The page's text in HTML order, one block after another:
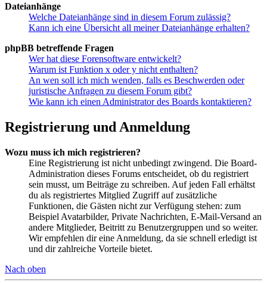
Dateianhänge
Welche Dateianhänge sind in diesem Forum zulässig?
Kann ich eine Übersicht all meiner Dateianhänge erhalten?
phpBB betreffende Fragen
Wer hat diese Forensoftware entwickelt?
Warum ist Funktion x oder y nicht enthalten?
An wen soll ich mich wenden, falls es Beschwerden oder
juristische Anfragen zu diesem Forum gibt?
Wie kann ich einen Administrator des Boards kontaktieren?
Registrierung und Anmeldung
Wozu muss ich mich registrieren?
Eine Registrierung ist nicht unbedingt zwingend. Die Board-
Administration dieses Forums entscheidet, ob du registriert
sein musst, um Beiträge zu schreiben. Auf jeden Fall erhältst
du als registriertes Mitglied Zugriff auf zusätzliche
Funktionen, die Gästen nicht zur Verfügung stehen: zum
Beispiel Avatarbilder, Private Nachrichten, E-Mail-Versand an
andere Mitglieder, Beitritt zu Benutzergruppen und so weiter.
Wir empfehlen dir eine Anmeldung, da sie schnell erledigt ist
und dir zahlreiche Vorteile bietet.
Nach oben